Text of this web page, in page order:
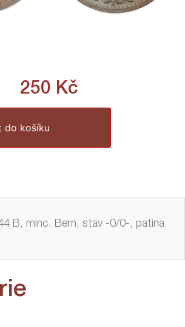
250 Kč
do košíku
B, minc. Bern, stav -0/0-, patina